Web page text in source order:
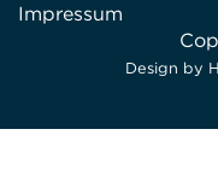
Impressum
Design by